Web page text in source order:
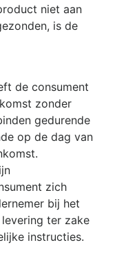
niet aan
is de
de consument
zonder
gedurende
op de dag van
zich
bij het
ter zake
instructies.